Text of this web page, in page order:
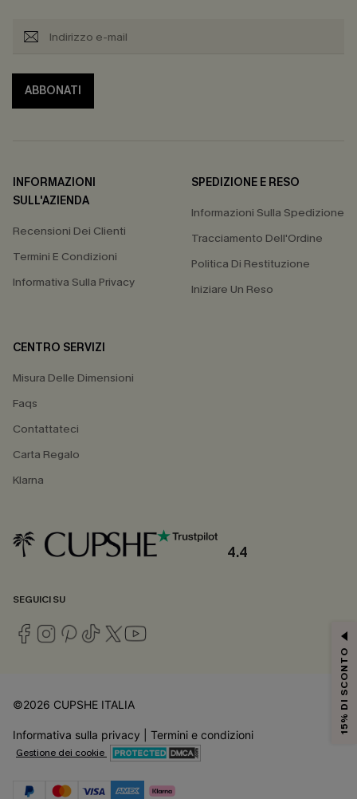
ABBONATI
INFORMAZIONI
SULL'AZIENDA
Recensioni Dei Clienti
Termini E Condizioni
Informativa Sulla Privacy
SPEDIZIONE E RESO
Informazioni Sulla Spedizione
Tracciamento Dell'Ordine
Politica Di Restituzione
Iniziare Un Reso
CENTRO SERVIZI
Misura Delle Dimensioni
Faqs
Contattateci
Carta Regalo
Klarna
4.4
SEGUICI SU
©2026 CUPSHE ITALIA
Informativa sulla privacy Termini e condizioni
Gestione dei cookie
15% DI SCONTO